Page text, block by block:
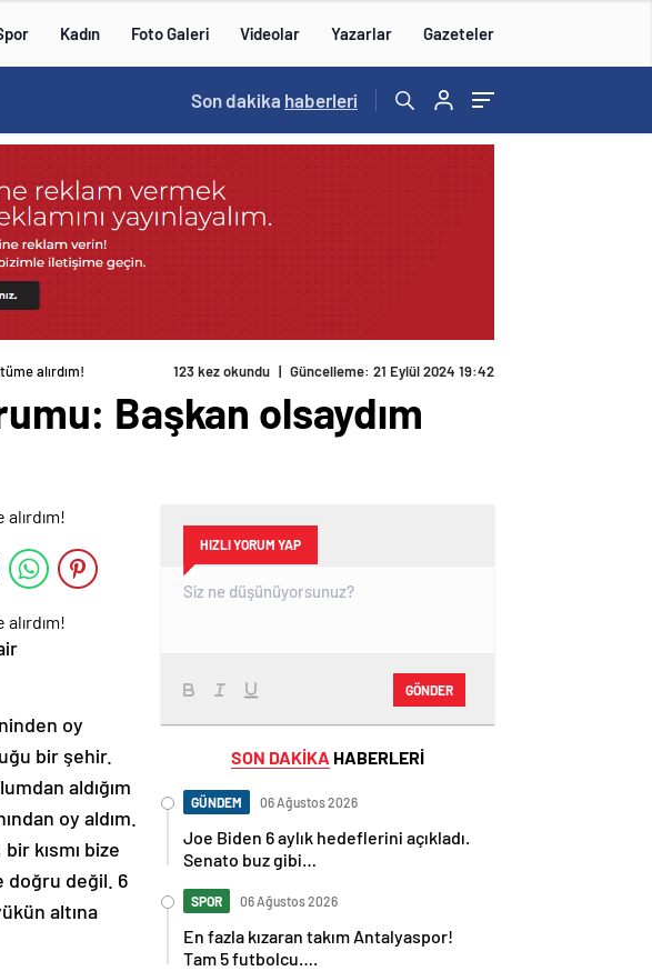
Kadın Foto Galeri Videolar Yazarlar Gazeteler
Son dakika haberleri
alırdım! 123 kez okundu | Güncelleme: 21 Eylül 2024 19:42
Başkan olsaydım
oy
bir şehir.
aldığım
oy aldım.
kısmı bize
doğru değil. 6
altına
HIZLI YORUM YAP
GÖNDER
SON DAKİKA HABERLERİ
GÜNDEM 06 Ağustos 2026
Joe Biden 6 aylık hedeflerini açıkladı.
Senato buz gibi…
SPOR 06 Ağustos 2026
En fazla kızaran takım Antalyaspor!
Tam 5 futbolcu….